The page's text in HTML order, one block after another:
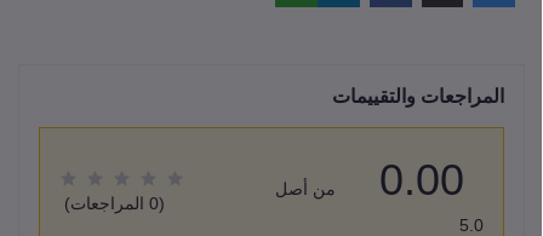
المراجعات والتقييمات
0.00
من أصل
5.0
(0 المراجعات)